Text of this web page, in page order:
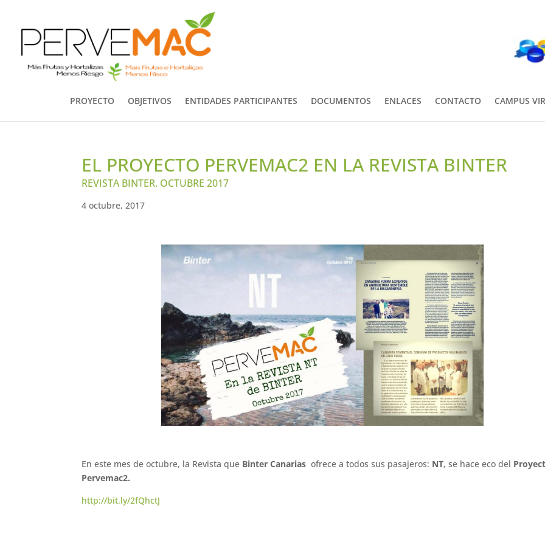
PROYECTO OBJETIVOS ENTIDADES PARTICIPANTES DOCUMENTOS ENLACES CONTACTO CAMPUS
EL PROYECTO PERVEMAC2 EN LA REVISTA BINTER
REVISTA BINTER. OCTUBRE 2017
4 octubre, 2017
En este mes de octubre, la Revista que Binter Canarias ofrece a todos sus pasajeros: NT, se hace eco del
Pervemac2.
http://bit.ly/2fQhctJ